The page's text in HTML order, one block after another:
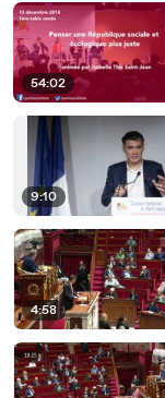
54:02
9:10
4:58